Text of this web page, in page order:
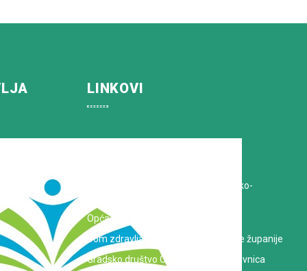
LINKOVI
Zavod za javno zdravstvo Koprivničko-
Opća bolnica dr. Tomislav Bardek
Dom zdravlja Koprivničko-križevačke županije
Gradsko društvo Crvenog križa Koprivnica